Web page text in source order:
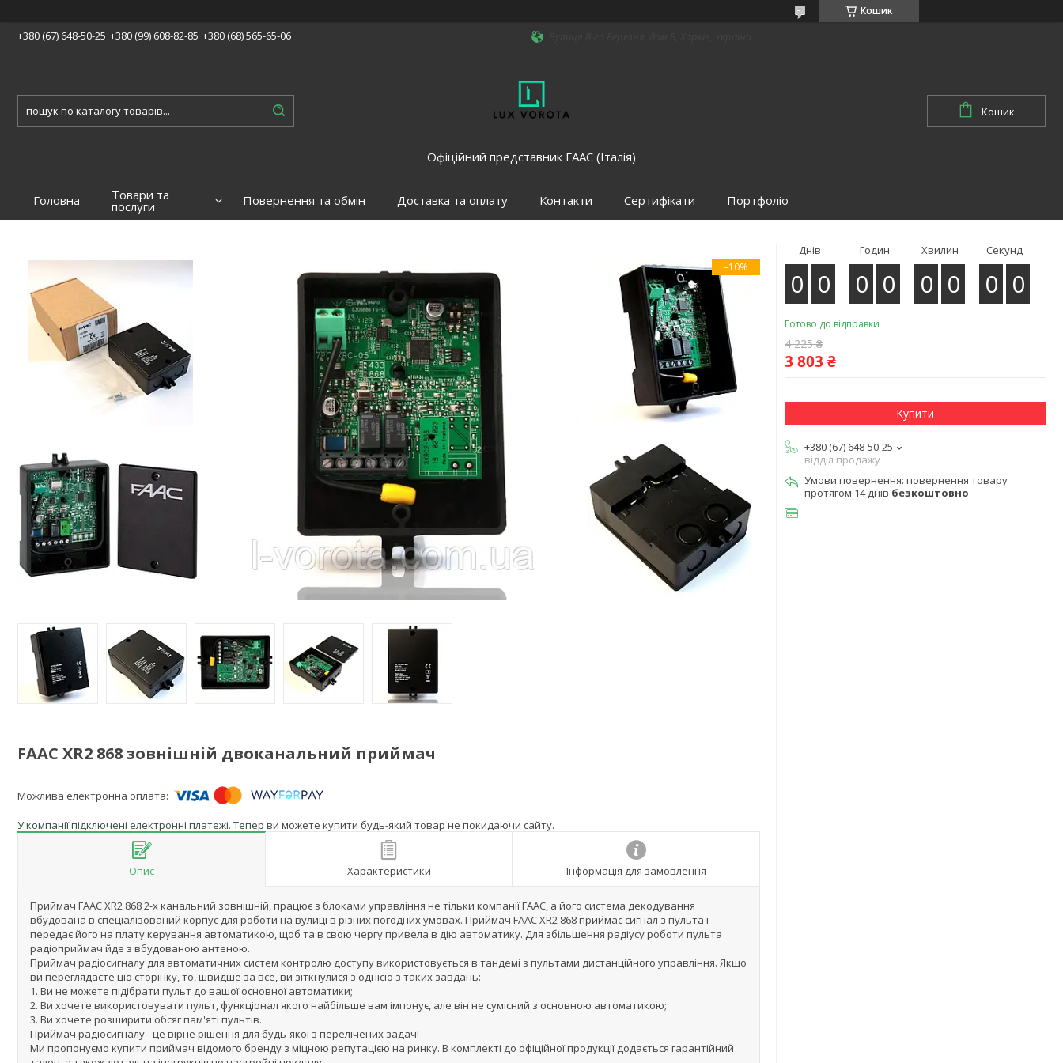
Кошик
+380 (67) 648-50-25 +380 (99) 608-82-85 +380 (68) 565-65-06
Офіційний представник FAAC (Італія)
Кошик
Головна Товари та
послуги Повернення та обмін Доставка та оплату Контакти Сертифікати Портфоліо
–10%
FAAC XR2 868 зовнішній двоканальний приймач
У компанії підключені електронні платежі. Тепер ви можете купити будь-який товар не покидаючи сайту.
Опис Характеристики Інформація для замовлення
Приймач FAAC XR2 868 2-х канальний зовнішній, працює з блоками управління не тільки компанії FAAC, а його система декодування
вбудована в спеціалізований корпус для роботи на вулиці в різних погодних умовах. Приймач FAAC XR2 868 приймає сигнал з пульта і
передає його на плату керування автоматикою, щоб та в свою чергу привела в дію автоматику. Для збільшення радіусу роботи пульта
радіоприймач йде з вбудованою антеною.
Приймач радіосигналу для автоматичних систем контролю доступу використовується в тандемі з пультами дистанційного управління. Якщо
ви переглядаєте цю сторінку, то, швидше за все, ви зіткнулися з однією з таких завдань:
1. Ви не можете підібрати пульт до вашої основної автоматики;
2. Ви хочете використовувати пульт, функціонал якого найбільше вам імпонує, але він не сумісний з основною автоматикою;
3. Ви хочете розширити обсяг пам'яті пультів.
Приймач радіосигналу - це вірне рішення для будь-якої з перелічених задач!
Ми пропонуємо купити приймач відомого бренду з міцною репутацією на ринку. В комплекті до офіційної продукції додається гарантійний
Днів
0 0
Годин
0 0
Хвилин
0 0
Секунд
0 0
Готово до відправки
4 225 ₴
3 803 ₴
Купити
+380 (67) 648-50-25
відділ продажу
повернення товару
протягом 14 днів безкоштовно